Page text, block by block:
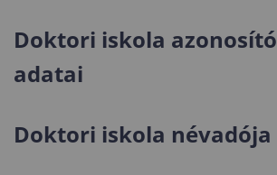
Doktori iskola azonosító
adatai
Doktori iskola névadója